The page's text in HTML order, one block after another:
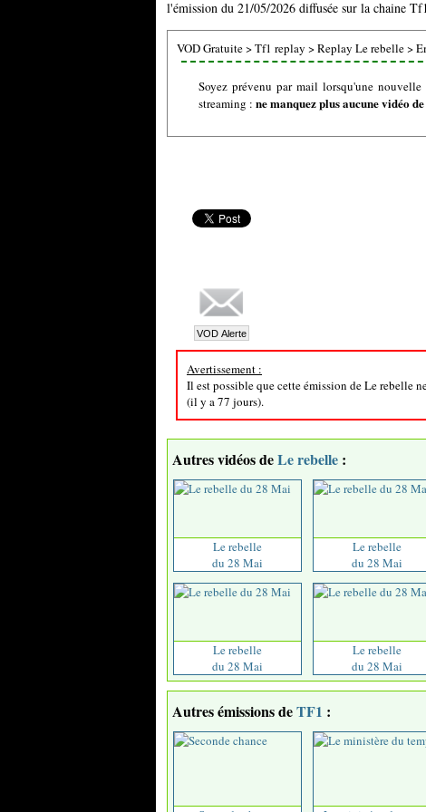
l'émission du 21/05/2026 diffusée sur la chaine
VOD Gratuite>Tf1 replay >Replay Le rebelle>
Soyez prévenu par mail lorsqu'une
streaming : ne manquez plus aucune vidéo
Avertissement :
Il est possible que cette émission de Le rebelle
(il y a 77 jours).
Autres vidéos deLe rebelle :
Le rebelle
du 28 Mai
Le rebelle
du 28 Mai
Le rebelle
du 28 Mai
Le rebelle
du 28 Mai
Autres émissions deTF1 :